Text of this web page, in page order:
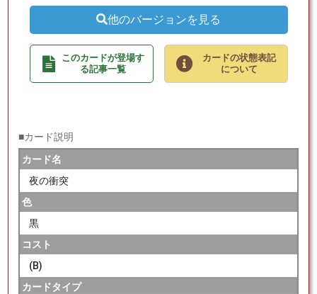
他のバージョンを見る
このカードが登場す
る記事一覧
カードの状態表記
について
■カード説明
カード名
夜の衝突
色
黒
コスト
(B)
カードタイプ